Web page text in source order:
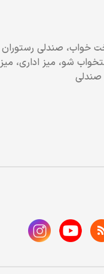
خواب، صندلی رستوران
شو، میز اداری، میز